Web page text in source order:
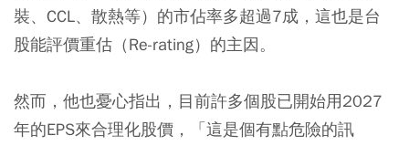
裝、CCL、散熱等）的市佔率多超過7成，這也是台
股能評價重估（Re-rating）的主因。
然而，他也憂心指出，目前許多個股已開始用2027
年的EPS來合理化股價，「這是個有點危險的訊